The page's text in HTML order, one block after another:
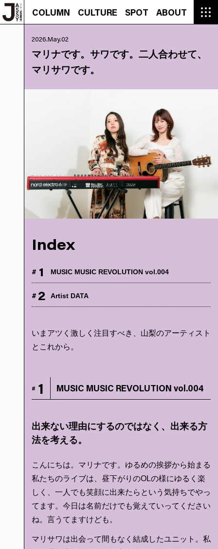
COLUMN CULTURE SPOT ABOUT
COLUMN
MONOKOTO
SNAP
TRIP
CULTURE
SPOT
ABOUT
CONTACT
OFFER
2026.May.02
マリナです。サワです。二人合わせて、
マリサワです。
Index
# 1 MUSIC MUSIC REVOLUTION vol.004
# 2 Artist DATA
いまアツく激しく注目すべき、山梨のアーティスト
とこれから。
# 1 MUSIC MUSIC REVOLUTION vol.004
出来ない理由にするのではなく、出来る方
法を考える。
こんにちは。マリナです。ゆるめの挨拶から始まる
私たちのライブは、昼下がりのOLの様にゆるく楽
しく、一人でも笑顔に出来たらという気持ちでやっ
てます。今日は名前だけでも覚えていってください
ね。言うてますけども。
マリサワは出会って間もなく結成したユニット。私